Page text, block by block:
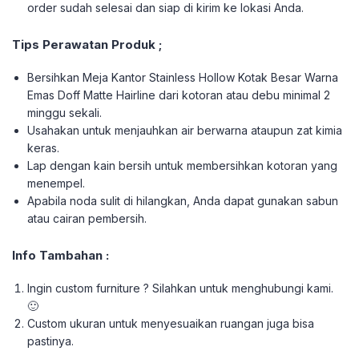
order sudah selesai dan siap di kirim ke lokasi Anda.
Tips Perawatan Produk ;
Bersihkan Meja Kantor Stainless Hollow Kotak Besar Warna
Emas Doff Matte Hairline dari kotoran atau debu minimal 2
minggu sekali.
Usahakan untuk menjauhkan air berwarna ataupun zat kimia
keras.
Lap dengan kain bersih untuk membersihkan kotoran yang
menempel.
Apabila noda sulit di hilangkan, Anda dapat gunakan sabun
atau cairan pembersih.
Info Tambahan :
Ingin custom furniture ? Silahkan untuk menghubungi kami.
🙂
Custom ukuran untuk menyesuaikan ruangan juga bisa
pastinya.